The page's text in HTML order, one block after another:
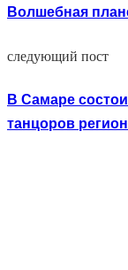
Волшебная
следующий пост
В Самаре
танцоров